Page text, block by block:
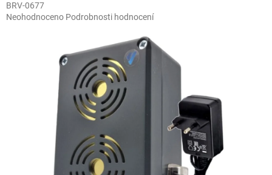
BRV-0677
Průměrné
Neohodnoceno Podrobnosti hodnocení